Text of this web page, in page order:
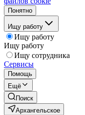
Понятно
Ищу работу
Ищу работу
Ищу работу
Ищу сотрудника
Сервисы
Помощь
Ещё
Поиск
Архангельское